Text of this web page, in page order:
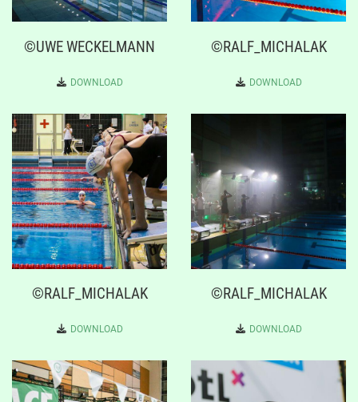
©UWE WECKELMANN
DOWNLOAD
©RALF_MICHALAK
DOWNLOAD
©RALF_MICHALAK
DOWNLOAD
©RALF_MICHALAK
DOWNLOAD